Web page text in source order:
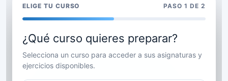
ELIGE TU CURSO PASO 1 DE 2
¿Qué curso quieres preparar?
Selecciona un curso para acceder a sus asignaturas y
ejercicios disponibles.